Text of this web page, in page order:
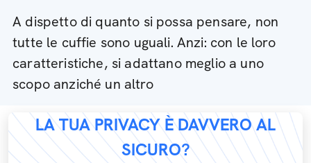
A dispetto di quanto si possa pensare, non
tutte le cuffie sono uguali. Anzi: con le loro
caratteristiche, si adattano meglio a uno
scopo anziché un altro
LA TUA PRIVACY È DAVVERO AL
SICURO?